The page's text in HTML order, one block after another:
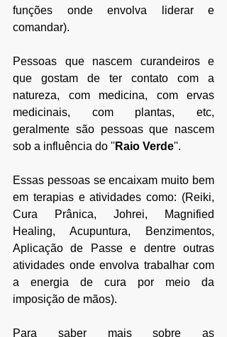
funções onde envolva liderar e
comandar).
Pessoas que nascem curandeiros e
que gostam de ter contato com a
natureza, com medicina, com ervas
geralmente são pessoas que nascem
sob a influência do ''Raio Verde''.
Essas pessoas se encaixam muito bem
em terapias e atividades como: (Reiki,
Cura Prânica, Johrei,
Magnified
Healing, Acupuntura, Benzimentos,
Aplicação de Passe e dentre outras
atividades onde envolva trabalhar com
a energia de cura por meio da
imposição de mãos).
Para saber mais sobre as